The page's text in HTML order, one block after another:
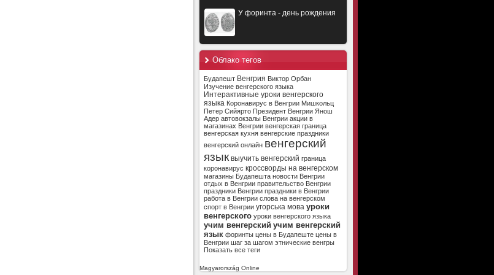
У форинта - день рождения
Облако тегов
Будапешт Венгрия Виктор Орбан
Изучение венгерского языка
Интерактивные уроки венгерского
языка Коронавирус в Венгрии Мишкольц
Петер Сийярто Президент Венгрии Янош
Адер автовокзалы Венгрии акции в
магазинах Венгрии венгерская граница
венгерская кухня венгерские праздники
венгерский онлайн венгерский
язык выучить венгерский граница
коронавирус кроссворды на венгерском
магазины Будапешта новости Венгрии
отдых в Венгрии правительство Венгрии
праздники Венгрии праздники в Венгрии
работа в Венгрии слова на венгерском
спорт в Венгрии угорська мова уроки
венгерского уроки венгерского языка
учим венгерский учим венгерский
язык форинты цены в Будапеште цены в
Венгрии шаг за шагом этнические венгры
Показать все теги
Magyarország Online